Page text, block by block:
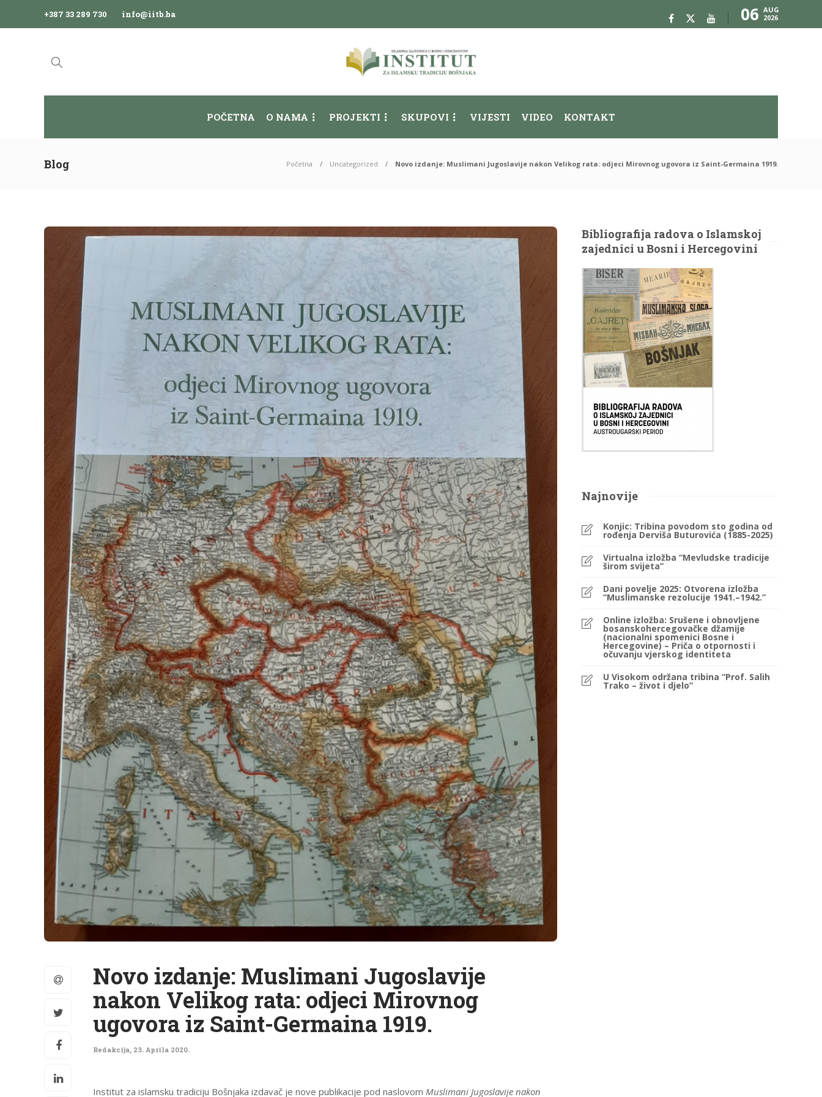
+387 33 289 730 info@iitb.ba 06 AUG
2026
POČETNA O NAMA PROJEKTI SKUPOVI VIJESTI VIDEO KONTAKT
Blog Početna Uncategorized Novo izdanje: Muslimani Jugoslavije nakon Velikog rata: odjeci Mirovnog ugovora iz Saint-Germaina 1919.
Novo izdanje: Muslimani Jugoslavije
nakon Velikog rata: odjeci Mirovnog
ugovora iz Saint-Germaina 1919.
Redakcija, 23. Aprila 2020.
Institut za islamsku tradiciju Bošnjaka izdavač je nove publikacije pod naslovom Muslimani Jugoslavije nakon
Bibliografija radova o Islamskoj
zajednici u Bosni i Hercegovini
Najnovije
Konjic: Tribina povodom sto godina od
rođenja Derviša Buturovića (1885-2025)
Virtualna izložba “Mevludske tradicije
širom svijeta”
Dani povelje 2025: Otvorena izložba
“Muslimanske rezolucije 1941.–1942.”
Online izložba: Srušene i obnovljene
bosanskohercegovačke džamije
(nacionalni spomenici Bosne i
Hercegovine) – Priča o otpornosti i
očuvanju vjerskog identiteta
U Visokom održana tribina “Prof. Salih
Trako – život i djelo”